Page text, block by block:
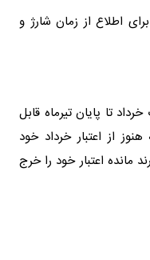
اطلاع از زمان شارژ و
تا پایان تیرماه قابل
از اعتبار خرداد خود
مانده اعتبار خود را خرج